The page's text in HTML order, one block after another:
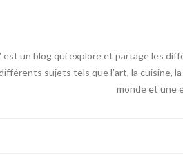
est un blog qui explore et partage les
sujets tels que l'art, la cuisine,
monde et une